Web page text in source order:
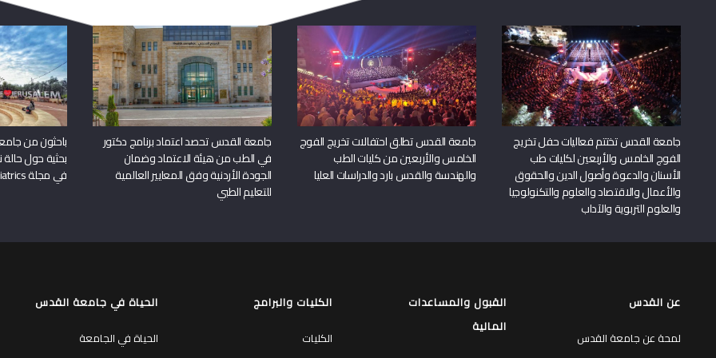
جامعة القدس تختتم فعاليات حفل تخريج
الفوج الخامس والأربعين لكليات طب
الأسنان والدعوة وأصول الدين والحقوق
والأعمال والاقتصاد والعلوم والتكنولوجيا
والعلوم التربوية والآداب
جامعة القدس تطلق احتفالات تخريج الفوج
الخامس والأربعين من كليات الطب
والهندسة والقدس بارد والدراسات العليا
جامعة القدس تحصد اعتماد برنامج دكتور
في الطب من هيئة الاعتماد وضمان
الجودة الأردنية وفق المعايير العالمية
للتعليم الطبي
باحثون من
بحثية حول حالة
في مجلة Frontiers in Pediatrics
عن القدس
لمحة عن جامعة القدس
القبول والمساعدات
المالية
الكليات والبرامج
الكليات
الحياة في جامعة القدس
الحياة في الجامعة